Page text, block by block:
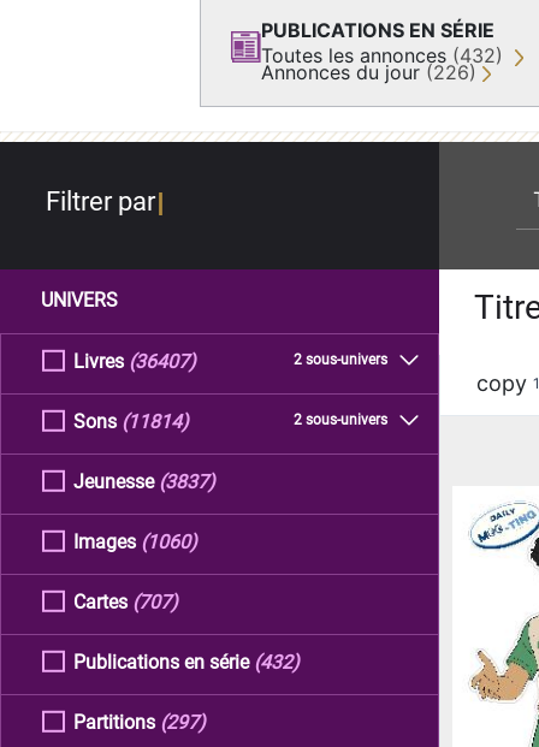
PUBLICATIONS EN SÉRIE
Toutes les annonces (432)
Annonces du jour (226)
Filtrer par
UNIVERS
Livres 2 sous-univers
(36407)
Sons 2 sous-univers
(11814)
Jeunesse (3837)
Images (1060)
Cartes (707)
Publications en série (432)
Partitions (297)
copy